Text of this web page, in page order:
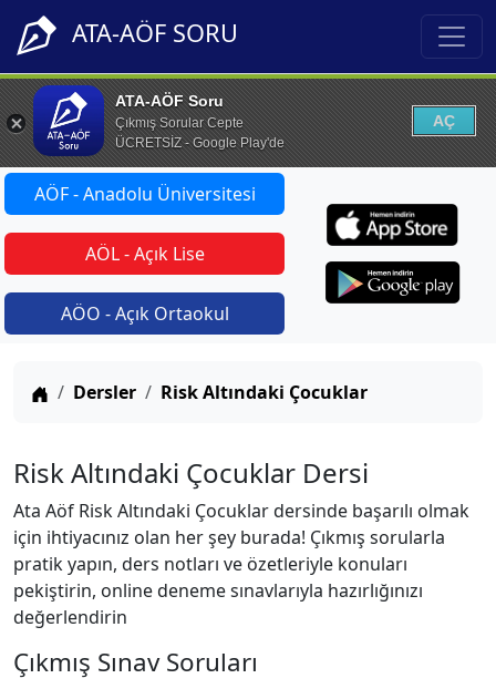
ATA-AÖF SORU
ATA-AÖF Soru
Çıkmış Sorular Cepte
ÜCRETSİZ - Google Play'de
AÇ
AÖF - Anadolu Üniversitesi
AÖL - Açık Lise
AÖO - Açık Ortaokul
Anasayfa
Dersler Risk Altındaki Çocuklar
Risk Altındaki Çocuklar Dersi
Ata Aöf Risk Altındaki Çocuklar dersinde başarılı olmak
için ihtiyacınız olan her şey burada! Çıkmış sorularla
pratik yapın, ders notları ve özetleriyle konuları
pekiştirin, online deneme sınavlarıyla hazırlığınızı
değerlendirin
Çıkmış Sınav Soruları